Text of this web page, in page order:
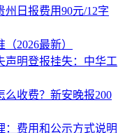
日报费用90元/12字
2026最新）
声明登报挂失：中华工
么收费？新安晚报200
：费用和公示方式说明